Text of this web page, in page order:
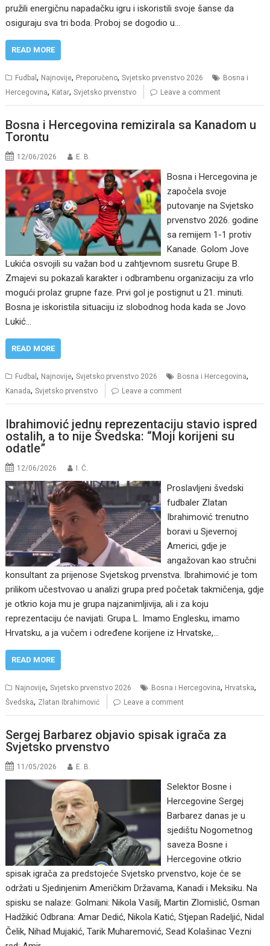
pružili energičnu napadačku igru ​​i iskoristili svoje šanse da
osiguraju sva tri boda. Proboj se dogodio u…
READ MORE
Fudbal, Najnovije, Preporučeno,Svjetsko prvenstvo 2026
Bosna i
Hercegovina, Katar,Svjetsko prvenstvo Leave a comment
Bosna i Hercegovina remizirala sa Kanadom u
Torontu
12/06/2026 E. B.
Bosna i Hercegovina je
započela svoje
putovanje na Svjetsko
prvenstvo 2026. godine
sa remijem 1-1 protiv
Kanade. Golom Jove
Lukića osvojili su važan bod u zahtjevnom susretu Grupe B.
Zmajevi su pokazali karakter i odbrambenu organizaciju za vrlo
mogući prolaz grupne faze. Prvi gol je postignut u 21. minuti.
Bosna je iskoristila situaciju iz slobodnog hoda kada se Jovo
Lukić…
READ MORE
Fudbal, Najnovije,Svjetsko prvenstvo 2026 Bosna i Hercegovina,
Kanada,Svjetsko prvenstvo Leave a comment
Ibrahimović jednu reprezentaciju stavio ispred
ostalih, a to nije Švedska: “Moji korijeni su
odatle”
12/06/2026 I. Ć.
Proslavljeni švedski
fudbaler Zlatan
Ibrahimović trenutno
boravi u Sjevernoj
Americi, gdje je
angažovan kao stručni
konsultant za prijenose Svjetskog prvenstva. Ibrahimović je tom
prilikom učestvovao u analizi grupa pred početak takmičenja, gdje
je otkrio koja mu je grupa najzanimljivija, ali i za koju
reprezentaciju će navijati. Grupa L. Imamo Englesku, imamo
Hrvatsku, a ja vučem i određene korijene iz Hrvatske,…
READ MORE
Najnovije,Svjetsko prvenstvo 2026 Bosna i Hercegovina, Hrvatska,
Švedska, Zlatan Ibrahimović Leave a comment
Sergej Barbarez objavio spisak igrača za
Svjetsko prvenstvo
11/05/2026 E. B.
Selektor Bosne i
Hercegovine Sergej
Barbarez danas je u
sjedištu Nogometnog
saveza Bosne i
Hercegovine otkrio
spisak igrača za predstojeće Svjetsko prvenstvo, koje će se
održati u Sjedinjenim Američkim Državama, Kanadi i Meksiku. Na
spisku se nalaze: Golmani: Nikola Vasilj, Martin Zlomislić, Osman
Hadžikić Odbrana: Amar Dedić, Nikola Katić, Stjepan Radeljić, Nidal
Čelik, Nihad Mujakić, Tarik Muharemović, Sead Kolašinac Vezni